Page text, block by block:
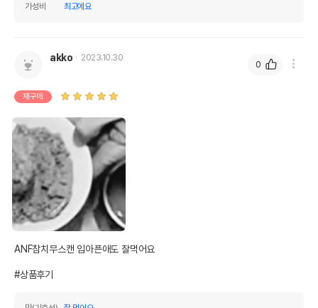
가성비
최고에요
akko 2023.10.30
재구매
ANF참치무스캔 입아픈애도 잘먹어요
#상품후기
0